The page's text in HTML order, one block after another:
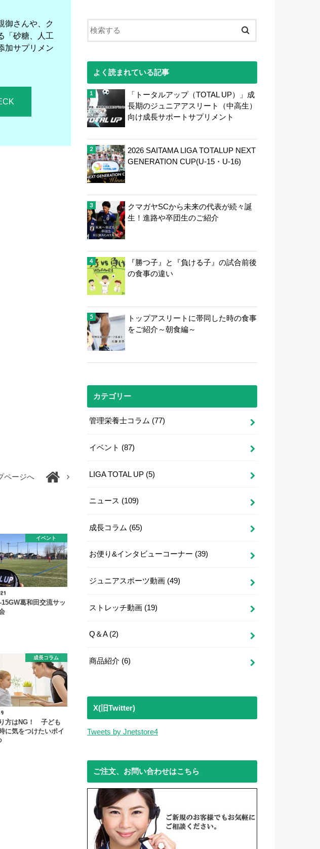
御さんや、ク
「砂糖、人工
加サプリメン
ページへ
イベント
15GW葛和田交流サッ
成長コラム
方はNG！ 子ども
に気をつけたいポイ
よく読まれている記事
「トータルアップ（TOTAL UP）」成
長期のジュニアアスリート（中高生）
向け成長サポートサプリメント
2026 SAITAMA LIGA TOTALUP NEXT
GENERATION CUP(U-15・U-16)
クマガヤSCから未来の代表が続々誕
生！進路や卒団生のご紹介
『勝つ子』と『負ける子』の試合前後
の食事の違い
トップアスリートに帯同した時の食事
をご紹介～朝食編～
カテゴリー
管理栄養士コラム (77)
イベント (87)
LIGA TOTAL UP (5)
ニュース (109)
成長コラム (65)
お便り&インタビューコーナー (39)
ジュニアスポーツ動画 (49)
ストレッチ動画 (19)
Q＆A (2)
商品紹介 (6)
X(旧Twitter)
Tweets by Jnetstore4
ご注文、お問い合わせはこちら